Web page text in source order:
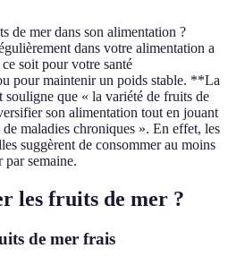
de mer dans son alimentation ?
dans votre alimentation a
soit pour votre santé
pour maintenir un poids stable. **La
que « la variété de fruits de
son alimentation tout en jouant
maladies chroniques ». En effet, les
suggèrent de consommer au moins
semaine.
les fruits de mer ?
de mer frais